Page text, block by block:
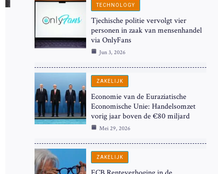
TECHNOLOGY
Tjechische politie vervolgt vier
personen in zaak van mensenhandel
via OnlyFans
Jun 3, 2026
ZAKELIJK
Economie van de Euraziatische
Economische Unie: Handelsomzet
vorig jaar boven de €80 miljard
Mei 29, 2026
ZAKELIJK